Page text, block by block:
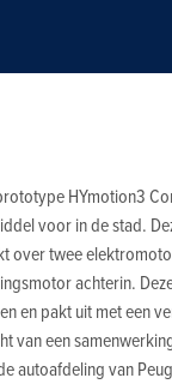
HYmotion3
voor in de stad.
over twee
achterin.
en pakt uit met een
van een
autoafdeling van